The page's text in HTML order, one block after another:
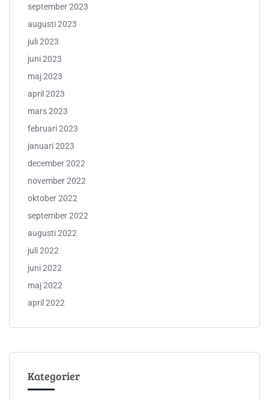
september 2023
augusti 2023
juli 2023
juni 2023
maj 2023
april 2023
mars 2023
februari 2023
januari 2023
december 2022
november 2022
oktober 2022
september 2022
augusti 2022
juli 2022
juni 2022
maj 2022
april 2022
Kategorier